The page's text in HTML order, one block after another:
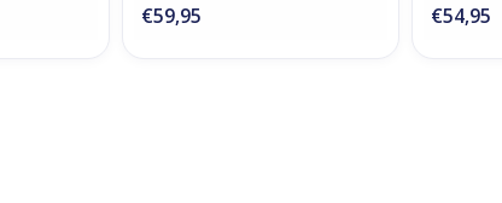
€59,95 €54,95